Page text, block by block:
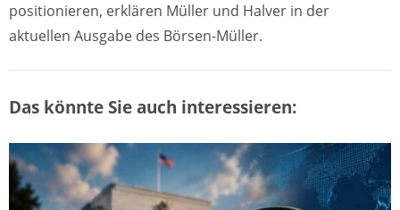
positionieren, erklären Müller und Halver in der
aktuellen Ausgabe des Börsen-Müller.
Das könnte Sie auch interessieren: